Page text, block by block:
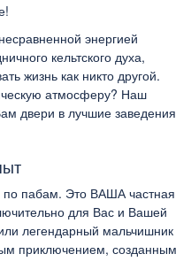
энергией
кельтского духа,
жизнь как никто другой.
атмосферу? Наш
двери в лучшие заведения
по пабам. Это ВАША частная
для Вас и Вашей
легендарный мальчишник
приключением, созданным